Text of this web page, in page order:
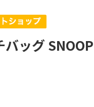
ッグ SNOOP